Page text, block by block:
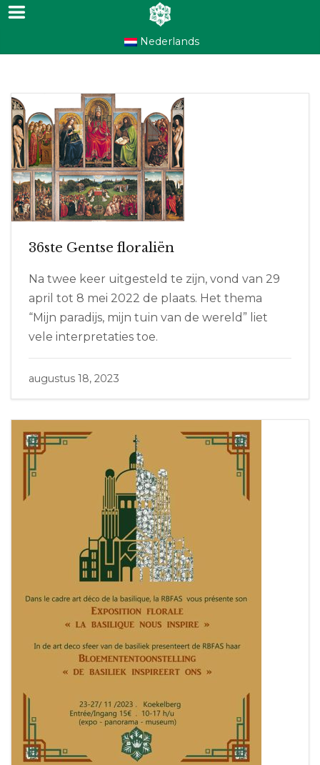
Nederlands
36ste Gentse floraliën
Na twee keer uitgesteld te zijn, vond van 29
april tot 8 mei 2022 de plaats. Het thema
“Mijn paradijs, mijn tuin van de wereld” liet
vele interpretaties toe.
augustus 18, 2023